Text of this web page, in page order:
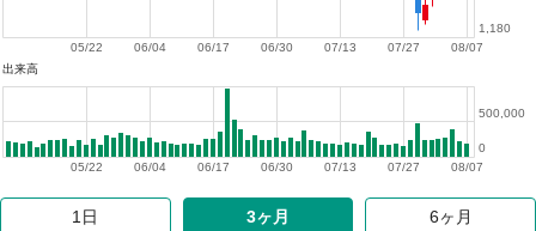
08/07
07/27
07/13
06/30
06/17
06/04
05/22
1,180
出来高
08/07
07/27
07/13
06/30
06/17
06/04
05/22
0
500,000
1日 3ヶ月 6ヶ月